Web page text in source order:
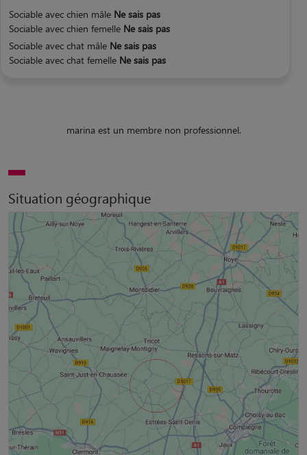
Sociable avec chien mâle Ne sais pas
Sociable avec chien femelle Ne sais pas
Sociable avec chat mâle Ne sais pas
Sociable avec chat femelle Ne sais pas
marina est un membre non professionnel.
Situation géographique